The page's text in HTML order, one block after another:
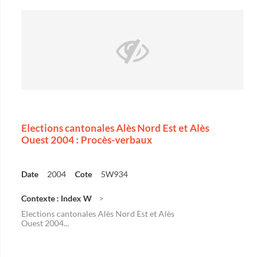
Elections cantonales Alès Nord Est et Alès
Ouest 2004 : Procès-verbaux
Date 2004 Cote 5W934
Contexte : Index W
Elections cantonales Alès Nord Est et Alès
Ouest 2004...